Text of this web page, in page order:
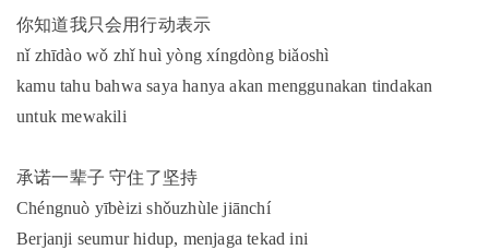
你知道我只会用行动表示
nǐ zhīdào wǒ zhǐ huì yòng xíngdòng biǎoshì
kamu tahu bahwa saya hanya akan menggunakan tindakan
untuk mewakili
承诺一辈子 守住了坚持
Chéngnuò yībèizi shǒuzhùle jiānchí
Berjanji seumur hidup, menjaga tekad ini